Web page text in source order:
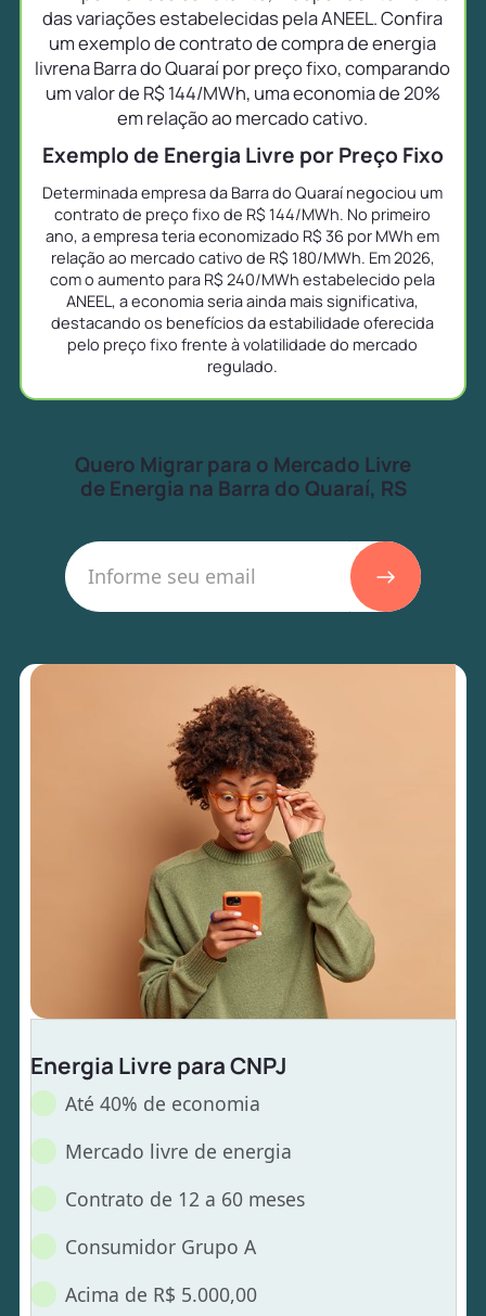
das variações estabelecidas pela ANEEL. Confira
um exemplo de contrato de compra de energia
livrena Barra do Quaraí por preço fixo, comparando
um valor de R$ 144/MWh, uma economia de 20%
em relação ao mercado cativo.
Exemplo de Energia Livre por Preço Fixo
Determinada empresa da Barra do Quaraí negociou um
contrato de preço fixo de R$ 144/MWh. No primeiro
ano, a empresa teria economizado R$ 36 por MWh em
relação ao mercado cativo de R$ 180/MWh. Em 2026,
com o aumento para R$ 240/MWh estabelecido pela
ANEEL, a economia seria ainda mais significativa,
destacando os benefícios da estabilidade oferecida
pelo preço fixo frente à volatilidade do mercado
regulado.
Quero Migrar para o Mercado Livre
de Energia na Barra do Quaraí, RS
Energia Livre para CNPJ
Até 40% de economia
Mercado livre de energia
Contrato de 12 a 60 meses
Consumidor Grupo A
Acima de R$ 5.000,00